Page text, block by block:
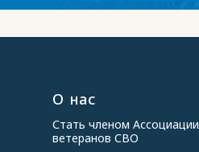
О нас
Стать членом Ассоциации
ветеранов СВО